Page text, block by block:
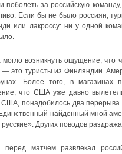
поболеть за российскую
Если бы не было россиян,
или лакроссу: ни у одной
возникнуть ощущение, что
— это туристы из Финляндии.
Более того, в магазинах
что США уже давно
понадобилось два
найденный мной
русские». Других поводов
перед матчем развлекал